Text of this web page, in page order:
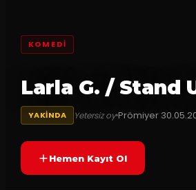
KOMEDI
Larla G. / Stand
YAKINDA Yetersiz oyPrömiyer
Hemen Kayıt Ol